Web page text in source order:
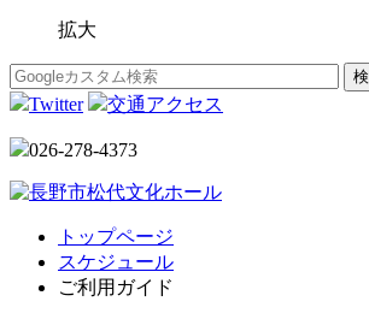
拡大
Twitter 交通アクセス
026-278-4373
トップページ
スケジュール
ご利用ガイド